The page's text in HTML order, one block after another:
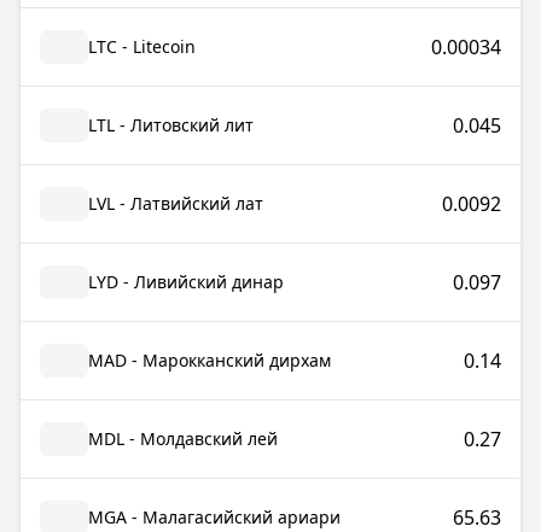
LTC - Litecoin 0.00034
LTL - Литовский лит 0.045
LVL - Латвийский лат 0.0092
LYD - Ливийский динар 0.097
MAD - Марокканский дирхам 0.14
MDL - Молдавский лей 0.27
MGA - Малагасийский ариари 65.63